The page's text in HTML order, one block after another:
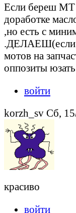
Если береш МТ ,
доработке
,но есть с
.ДЕЛАЕШ(если
мотов на
оппозиты
войти
korzh_sv Сб,
красиво
войти